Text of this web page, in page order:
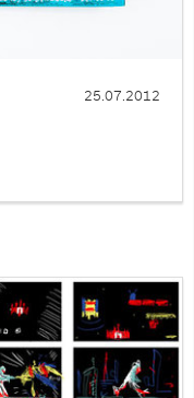
25.07.2012